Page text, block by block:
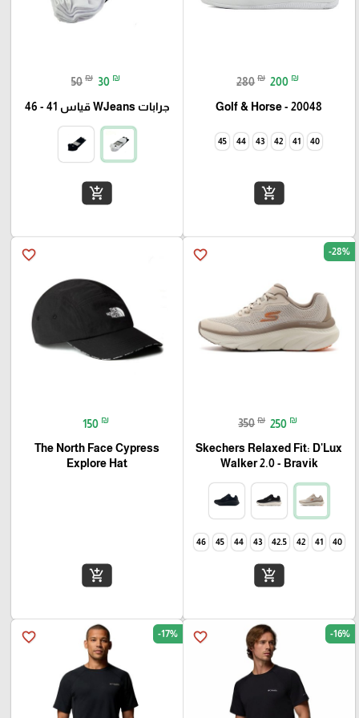
280 ₪ 200 ₪
Golf & Horse - 20048
40
41
42
43
44
45
add_shopping_cart
50 ₪ 30 ₪
جرابات WJeans قياس 41 - 46
add_shopping_cart
favorite_border -28%
350 ₪ 250 ₪
Skechers Relaxed Fit: D'Lux
Walker 2.0 - Bravik
40
41
42
42.5
43
44
45
46
add_shopping_cart
favorite_border
150 ₪
The North Face Cypress
Explore Hat
add_shopping_cart
favorite_border -16%
favorite_border -17%